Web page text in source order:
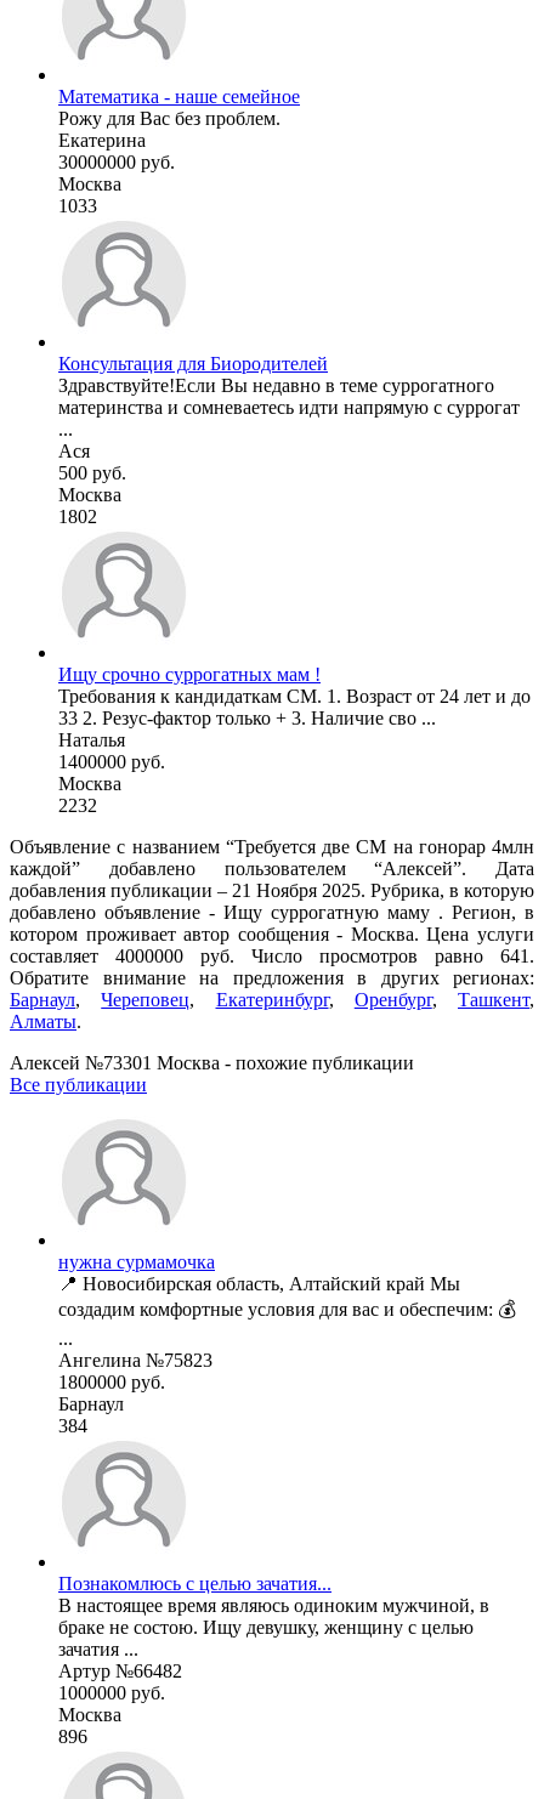
Математика - наше семейное
Рожу для Вас без проблем.
Екатерина
30000000 руб.
Москва
1033
Консультация для Биородителей
Здравствуйте!Если Вы недавно в теме суррогатного
материнства и сомневаетесь идти напрямую с суррогат
...
Ася
500 руб.
Москва
1802
Ищу срочно суррогатных мам !
Требования к кандидаткам СМ. 1. Возраст от 24 лет и до
33 2. Резус-фактор только + 3. Наличие сво ...
Наталья
1400000 руб.
Москва
2232
Объявление с названием “Требуется две СМ на гонорар 4млн
каждой” добавлено пользователем “Алексей”. Дата
добавления публикации – 21 Ноября 2025. Рубрика, в которую
добавлено объявление - Ищу суррогатную маму . Регион, в
котором проживает автор сообщения - Москва. Цена услуги
составляет 4000000 руб. Число просмотров равно 641.
Обратите внимание на предложения в других регионах:
Барнаул,Череповец, Екатеринбург, Оренбург, Ташкент,
Алматы.
Алексей №73301 Москва - похожие публикации
Все публикации
нужна сурмамочка
📍 Новосибирская область, Алтайский край Мы
создадим комфортные условия для вас и обеспечим: 💰
...
Ангелина №75823
1800000 руб.
Барнаул
384
Познакомлюсь с целью зачатия...
В настоящее время являюсь одиноким мужчиной, в
браке не состою. Ищу девушку, женщину с целью
зачатия ...
Артур №66482
1000000 руб.
Москва
896